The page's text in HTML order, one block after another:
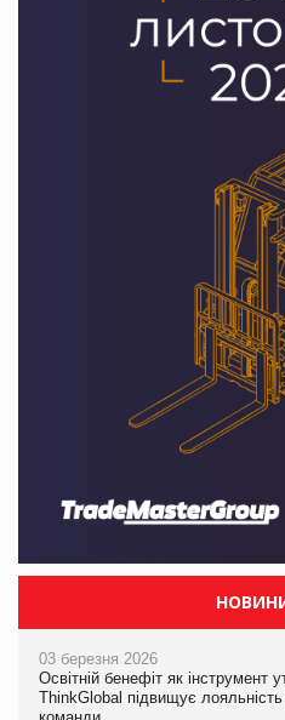
03 березня 2026
Освітній бенефіт як інструмент
ThinkGlobal підвищує